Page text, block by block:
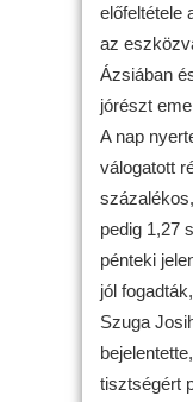
előfeltétele
az
Ázsiában
jórészt
A nap
válogatott
pedig 1,27
pénteki
jól
Szuga
tisztségért